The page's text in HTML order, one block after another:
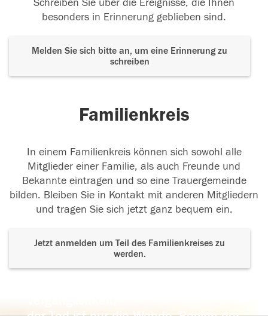
Schreiben Sie über die Ereignisse, die Ihnen
besonders in Erinnerung geblieben sind.
Melden Sie sich bitte an, um eine Erinnerung zu
schreiben
Familienkreis
In einem Familienkreis können sich sowohl alle
Mitglieder einer Familie, als auch Freunde und
Bekannte eintragen und so eine Trauergemeinde
bilden. Bleiben Sie in Kontakt mit anderen Mitgliedern
und tragen Sie sich jetzt ganz bequem ein.
Jetzt anmelden um Teil des Familienkreises zu
werden.